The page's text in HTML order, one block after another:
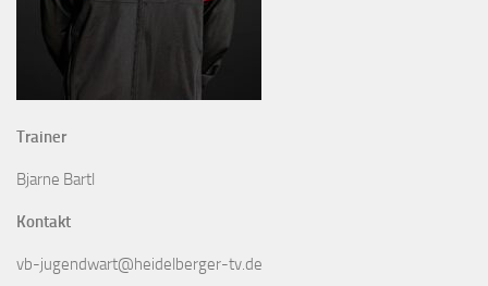
Trainer
Bjarne Bartl
Kontakt
vb-jugendwart@heidelberger-tv.de